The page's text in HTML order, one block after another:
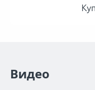
Видео